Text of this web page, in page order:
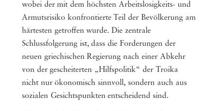
wobei der mit dem höchsten Arbeitslosigkeits- und
Armutsrisiko konfrontierte Teil der Bevölkerung am
härtesten getroffen wurde. Die zentrale
Schlussfolgerung ist, dass die Forderungen der
neuen griechischen Regierung nach einer Abkehr
von der gescheiterten „Hilfspolitik“ der Troika
nicht nur ökonomisch sinnvoll, sondern auch aus
sozialen Gesichtspunkten entscheidend sind.